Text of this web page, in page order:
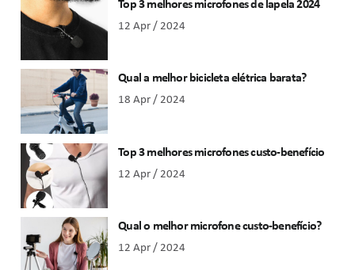
Top 3 melhores microfones de lapela 2024
12 Apr / 2024
Qual a melhor bicicleta elétrica barata?
18 Apr / 2024
Top 3 melhores microfones custo-benefício
12 Apr / 2024
Qual o melhor microfone custo-benefício?
12 Apr / 2024